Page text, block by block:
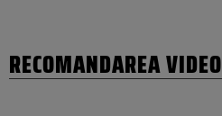
RECOMANDAREA VIDEO